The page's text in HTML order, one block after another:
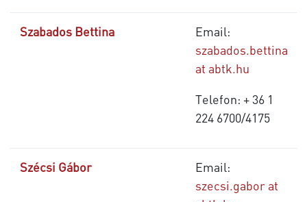
Szabados Bettina
Email:
szabados.bettina
at abtk.hu
Telefon: + 36 1
224 6700/4175
Szécsi Gábor
Email:
szecsi.gabor at